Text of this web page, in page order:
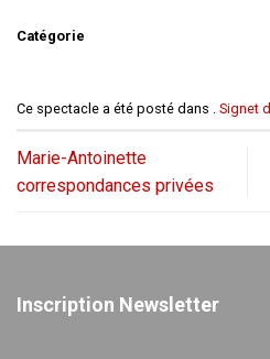
Catégorie
Ce spectacle a été posté dans . Signet
Marie-Antoinette
correspondances privées
Inscription Newsletter